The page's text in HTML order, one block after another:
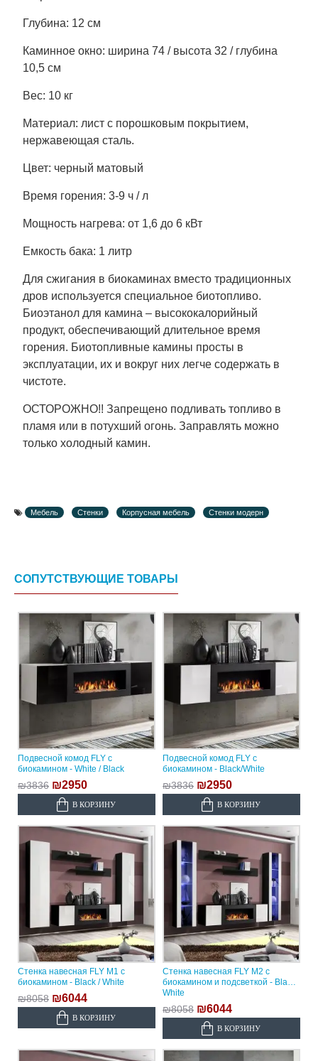
Глубина: 12 см
Каминное окно: ширина 74 / высота 32 / глубина
10,5 см
Вес: 10 кг
Материал: лист с порошковым покрытием,
нержавеющая сталь.
Цвет: черный матовый
Время горения: 3-9 ч / л
Мощность нагрева: от 1,6 до 6 кВт
Емкость бака: 1 литр
Для сжигания в биокаминах вместо традиционных
дров используется специальное биотопливо.
Биоэтанол для камина – высококалорийный
продукт, обеспечивающий длительное время
горения. Биотопливные камины просты в
эксплуатации, их и вокруг них легче содержать в
чистоте.
ОСТОРОЖНО!! Запрещено подливать топливо в
пламя или в потухший огонь. Заправлять можно
только холодный камин.
Мебель Стенки Корпусная мебель Стенки модерн
СОПУТСТВУЮЩИЕ ТОВАРЫ
Подвесной комод FLY с
биокамином - White / Black
₪3836 ₪2950
В КОРЗИНУ
Подвесной комод FLY с
биокамином - Black/White
₪3836 ₪2950
В КОРЗИНУ
Стенка навесная FLY M1 с
биокамином - Black / White
₪8058 ₪6044
В КОРЗИНУ
Стенка навесная FLY M2 с
биокамином и подсветкой - Black /
White
₪8058 ₪6044
В КОРЗИНУ